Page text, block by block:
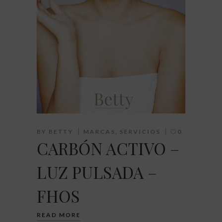
BY BETTY MARCAS SERVICIOS 0
CARBÓN ACTIVO –
LUZ PULSADA –
FHOS
READ MORE